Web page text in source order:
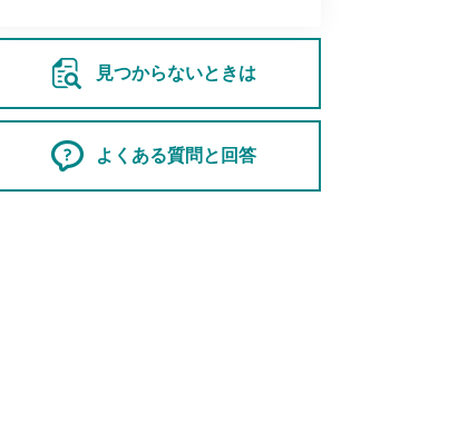
見つからないときは
よくある質問と回答